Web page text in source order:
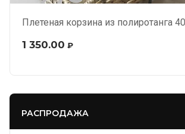
Плетеная корзина из полиротанга
1 350.00 ₽
РАСПРОДАЖА